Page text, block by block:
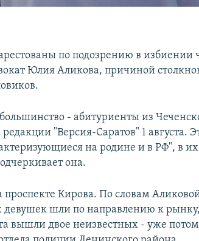
по подозрению в избиении
Юлия Аликова, причиной
- абитуриенты из
"Версия-Саратов" 1 августа.
на родине и в РФ", в
она.
Кирова. По словам
шли по направлению к рынку,
вышли двое неизвестных - уже потом